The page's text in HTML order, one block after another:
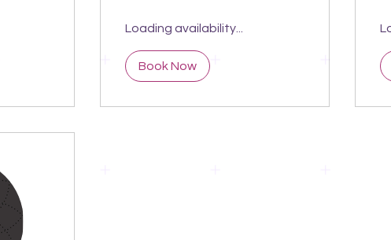
Loading availability...
Book Now